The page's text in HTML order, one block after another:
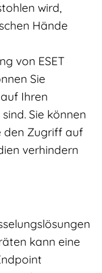
wird,
Hände
von ESET
Sie
Ihren
Sie können
den Zugriff auf
verhindern
kann eine